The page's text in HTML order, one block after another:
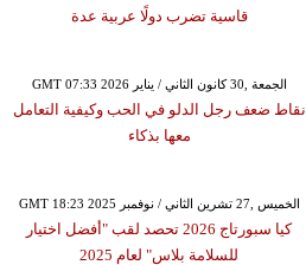
قاسية تضرب دولًا عربية عدة
GMT 07:33 2026 الجمعة ,30 كانون الثاني / يناير
نقاط ضعف رجل الدلو في الحب وكيفية التعامل
معها بذكاء
GMT 18:23 2025 الخميس ,27 تشرين الثاني / نوفمبر
كيا سبورتاج 2026 تحصد لقب "أفضل اختيار
للسلامة بلاس" لعام 2025